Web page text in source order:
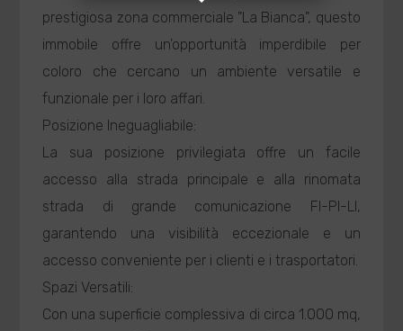
prestigiosa zona commerciale "La Bianca", questo
immobile offre un'opportunità imperdibile per
coloro che cercano un ambiente versatile e
funzionale per i loro affari.
Posizione Ineguagliabile:
La sua posizione privilegiata offre un facile
accesso alla strada principale e alla rinomata
strada di grande comunicazione FI-PI-LI,
garantendo una visibilità eccezionale e un
accesso conveniente per i clienti e i trasportatori.
Spazi Versatili:
Con una superficie complessiva di circa 1.000 mq,